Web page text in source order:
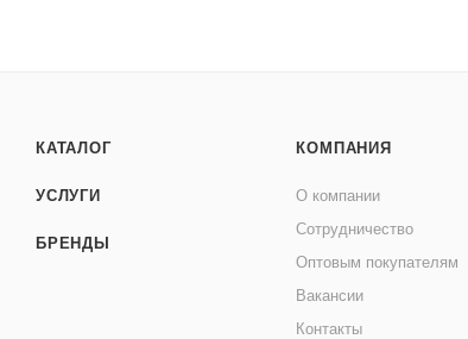
КАТАЛОГ
УСЛУГИ
БРЕНДЫ
КОМПАНИЯ
О компании
Сотрудничество
Оптовым покупателям
Вакансии
Контакты